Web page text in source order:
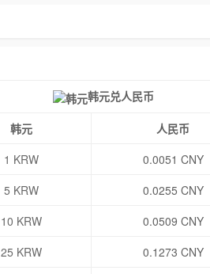
韩元兑人民币
韩元
人民币
1 KRW
0.0051 CNY
5 KRW
0.0255 CNY
10 KRW
0.0509 CNY
25 KRW
0.1273 CNY